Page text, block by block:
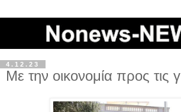
4.12.23
Με την οικονομία προς τις